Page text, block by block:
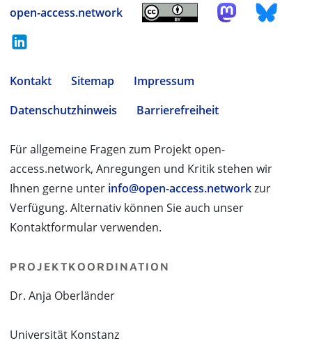
open-access.network
Kontakt Sitemap
Impressum
Datenschutzhinweis
Barrierefreiheit
Für allgemeine Fragen zum Projekt open-
access.network, Anregungen und Kritik stehen wir
Ihnen gerne unter info@open-access.networkzur
Verfügung. Alternativ können Sie auch unser
Kontaktformular verwenden.
PROJEKTKOORDINATION
Dr. Anja Oberländer
Universität Konstanz